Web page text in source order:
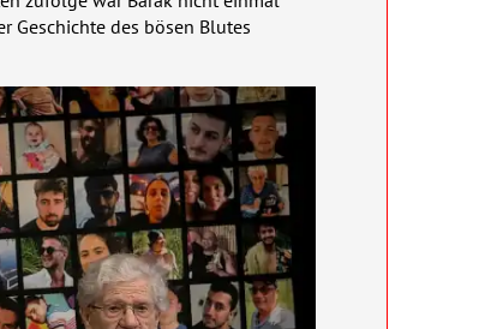
Geschichte des bösen Blutes